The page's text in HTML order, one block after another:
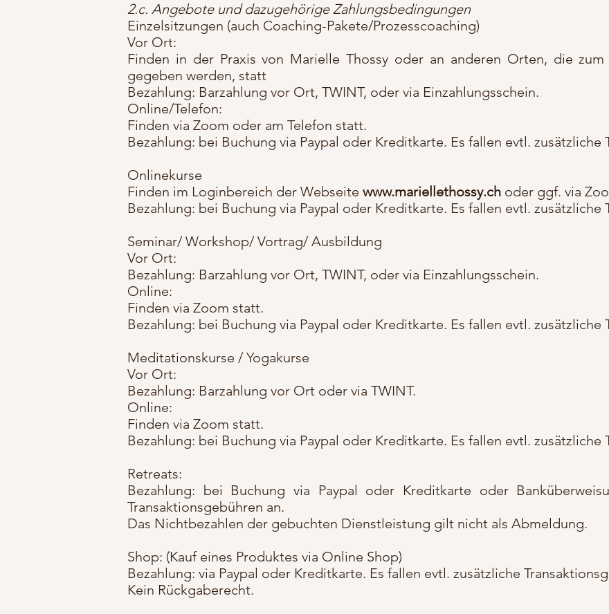
2.c. Angebote und dazugehörige Zahlungsbedingungen
Einzelsitzungen (auch Coaching-Pakete/Prozesscoaching)
Vor Ort:
Finden in der Praxis von Marielle Thossy oder an anderen Orten, die
gegeben werden, statt
Bezahlung: Barzahlung vor Ort, TWINT, oder via Einzahlungsschein.
Online/Telefon:
Finden via Zoom oder am Telefon statt.
Bezahlung: bei Buchung via Paypal oder Kreditkarte. Es fallen evtl. zusätzliche
Onlinekurse
Finden im Loginbereich der Webseite www.mariellethossy.ch oder ggf. via
Bezahlung: bei Buchung via Paypal oder Kreditkarte. Es fallen evtl. zusätzliche
Seminar/ Workshop/ Vortrag/ Ausbildung
Vor Ort:
Bezahlung: Barzahlung vor Ort, TWINT, oder via Einzahlungsschein.
Online:
Finden via Zoom statt.
Bezahlung: bei Buchung via Paypal oder Kreditkarte. Es fallen evtl. zusätzliche
Meditationskurse / Yogakurse
Vor Ort:
Bezahlung: Barzahlung vor Ort oder via TWINT.
Online:
Finden via Zoom statt.
Bezahlung: bei Buchung via Paypal oder Kreditkarte. Es fallen evtl. zusätzliche
Retreats:
Bezahlung: bei Buchung via Paypal oder Kreditkarte oder
Transaktionsgebühren an.
Das Nichtbezahlen der gebuchten Dienstleistung gilt nicht als Abmeldung.
Shop: (Kauf eines Produktes via Online Shop)
Bezahlung: via Paypal oder Kreditkarte. Es fallen evtl. zusätzliche
Kein Rückgaberecht.